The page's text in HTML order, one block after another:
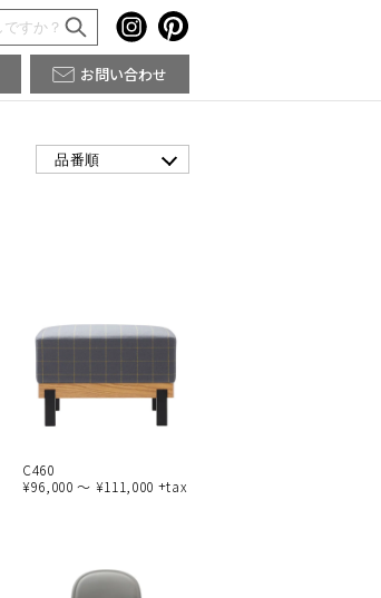
お問い合わせ
品番順
C460
¥96,000 ～ ¥111,000 +tax